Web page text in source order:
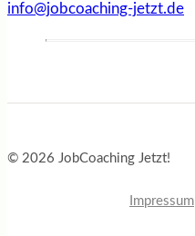
info@jobcoaching-jetzt.de
© 2026 JobCoaching Jetzt!
Impressum